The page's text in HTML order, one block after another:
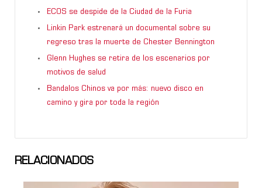
ECOS se despide de la Ciudad de la Furia
Linkin Park estrenará un documental sobre su
regreso tras la muerte de Chester Bennington
Glenn Hughes se retira de los escenarios por
motivos de salud
Bandalos Chinos va por más: nuevo disco en
camino y gira por toda la región
RELACIONADOS